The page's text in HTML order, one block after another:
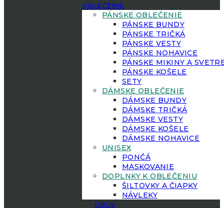
OBLEČENIE
PÁNSKE OBLEČENIE
PÁNSKE BUNDY
PÁNSKE TRIČKÁ
PÁNSKE VESTY
PÁNSKE NOHAVICE
PÁNSKE MIKINY A
PÁNSKE KOŠELE
SETY
DÁMSKE OBLEČENIE
DÁMSKE BUNDY
DÁMSKE TRIČKÁ
DÁMSKE VESTY
DÁMSKE KOŠELE
DÁMSKE NOHAVICE
UNISEX
PONČÁ
MASKOVANIE
DOPLNKY K OBLEČENIU
ŠILTOVKY A ČIAPKY
NÁVLEKY
OBUV